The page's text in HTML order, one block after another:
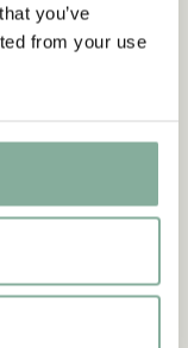
you’ve
from your use
stark